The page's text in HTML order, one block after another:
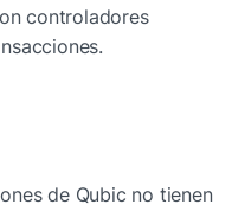
controladores
de Qubic no tienen